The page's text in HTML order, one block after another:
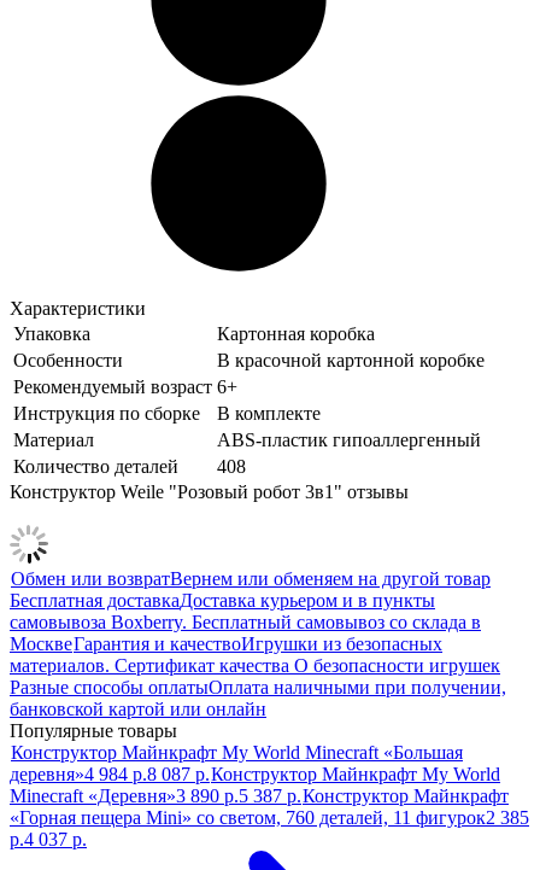
Характеристики
Упаковка
Картонная коробка
Особенности
В красочной картонной коробке
Рекомендуемый возраст 6+
Инструкция по сборке
В комплекте
Материал
ABS-пластик гипоаллергенный
Количество деталей
408
Конструктор Weile "Розовый робот 3в1" отзывы
Обмен или возвратВернем или обменяем на другой товар
Бесплатная доставкаДоставка курьером и в пункты
самовывоза Boxberry. Бесплатный самовывоз со склада в
МосквеГарантия и качествоИгрушки из безопасных
материалов. Сертификат качества О безопасности игрушек
Разные способы оплатыОплата наличными при получении,
банковской картой или онлайн
Популярные товары
Конструктор Майнкрафт My World Minecraft «Большая
деревня»4 984 р.8 087 р.Конструктор Майнкрафт My World
Minecraft «Деревня»3 890 р.5 387 р.Конструктор Майнкрафт
«Горная пещера Mini» со светом, 760 деталей, 11 фигурок2 385
р.4 037 р.